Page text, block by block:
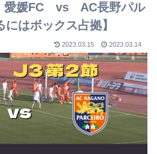
媛FC vs AC長野パル
はボックス占拠】
2023.03.15 2023.03.14